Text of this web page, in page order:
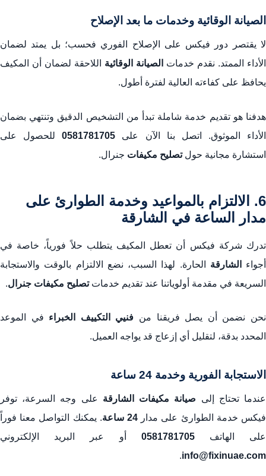
الصيانة الوقائية وخدمات ما بعد الإصلاح
لا يقتصر دور فيكس على الإصلاح الفوري فحسب؛ بل يمتد لضمان
الأداء الممتد. نقدم خدمات
الصيانة الوقائية اللاحقة لضمان أن المكيف
يحافظ على كفاءته العالية لفترة أطول.
هدفنا هو تقديم خدمة شاملة تبدأ من التشخيص الدقيق وتنتهي بضمان
الأداء الموثوق. اتصل بنا الآن على 0581781705للحصول على
استشارة مجانية حولتصليح مكيفات جنرال.
6. الالتزام بالمواعيد وخدمة الطوارئ على
مدار الساعة في الشارقة
تدرك شركة فيكس أن تعطل المكيف يتطلب حلاً فورياً، خاصة في
أجواء
الشارقة الحارة. لهذا السبب، نضع الالتزام بالوقت والاستجابة
السريعة في مقدمة أولوياتنا عند تقديم خدماتتصليح مكيفات جنرال.
نحن نضمن أن يصل فريقنا من فنيي التكييف الخبراء في الموعد
المحدد بدقة، لتقليل أي إزعاج قد يواجه العميل.
الاستجابة الفورية وخدمة 24 ساعة
عندما تحتاج إلى صيانة مكيفات الشارقة على وجه السرعة، توفر
فيكس خدمة الطوارئ على مدار 24 ساعة
. يمكنك التواصل معنا فوراً
على الهاتف0581781705 أو عبر البريد الإلكتروني
info@fixinuae.com
.